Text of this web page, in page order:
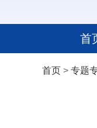
首
首页 > 专题